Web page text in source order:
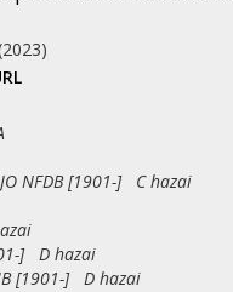
NFDB [1901-] C hazai
] D hazai
[1901-] D hazai